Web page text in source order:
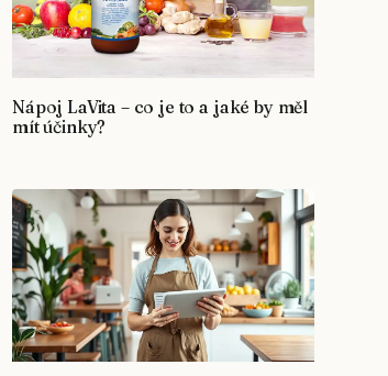
Nápoj LaVita – co je to a jaké by měl
mít účinky?